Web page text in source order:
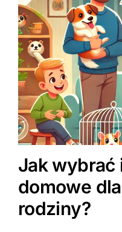
Jak wybrać
domowe
rodziny?